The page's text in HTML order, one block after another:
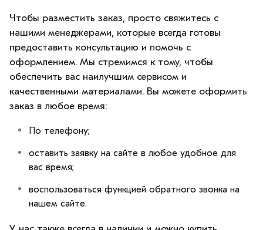
Чтобы разместить заказ, просто свяжитесь с
нашими менеджерами, которые всегда готовы
предоставить консультацию и помочь с
оформлением. Мы стремимся к тому, чтобы
обеспечить вас наилучшим сервисом и
качественными материалами. Вы можете оформить
заказ в любое время:
По телефону;
оставить заявку на сайте в любое удобное для
вас время;
воспользоваться функцией обратного звонка на
нашем сайте.